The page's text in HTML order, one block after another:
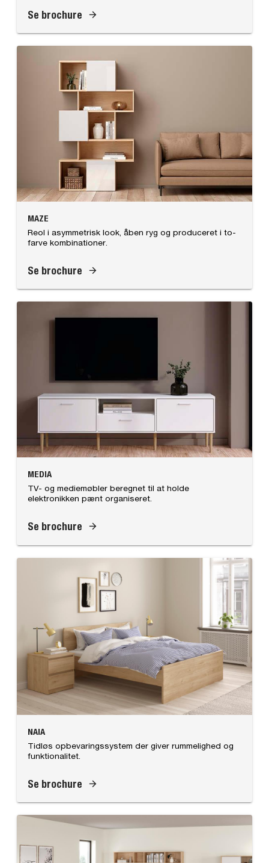
Se brochure
MAZE
Reol i asymmetrisk look, åben ryg og produceret i to-
farve kombinationer.
Se brochure
MEDIA
TV- og mediemøbler beregnet til at holde
elektronikken pænt organiseret.
Se brochure
NAIA
Tidløs opbevaringssystem der giver rummelighed og
funktionalitet.
Se brochure